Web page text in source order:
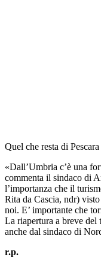
Quel che resta di
«Dall’Umbria c’è una
commenta il sindaco di
l’importanza che il
Rita da Cascia, ndr)
noi. E’ importante che
La riapertura a breve del
anche dal sindaco di
r.p.